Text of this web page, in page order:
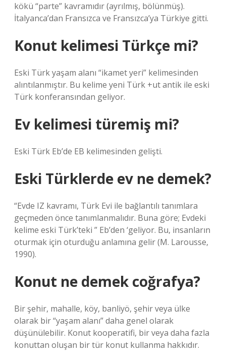
kökü “parte” kavramıdır (ayrılmış, bölünmüş).
İtalyanca’dan Fransızca ve Fransızca’ya Türkiye gitti.
Konut kelimesi Türkçe mi?
Eski Türk yaşam alanı “ikamet yeri” kelimesinden
alıntılanmıştır. Bu kelime yeni Türk +ut antik ile eski
Türk konferansından geliyor.
Ev kelimesi türemiş mi?
Eski Türk Eb’de EB kelimesinden gelişti.
Eski Türklerde ev ne demek?
“Evde IZ kavramı, Türk Evi ile bağlantılı tanımlara
geçmeden önce tanımlanmalıdır. Buna göre; Evdeki
kelime eski Türk’teki ” Eb’den ‘geliyor. Bu, insanların
oturmak için oturduğu anlamına gelir (M. Larousse,
1990).
Konut ne demek coğrafya?
Bir şehir, mahalle, köy, banliyö, şehir veya ülke
olarak bir “yaşam alanı” daha genel olarak
düşünülebilir. Konut kooperatifi, bir veya daha fazla
konuttan oluşan bir tür konut kullanma hakkıdır.